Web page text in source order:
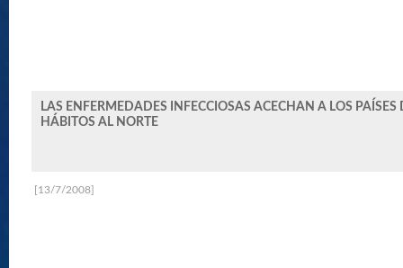
LAS ENFERMEDADES INFECCIOSAS ACECHAN A LOS PAÍSES
HÁBITOS AL NORTE
[13/7/2008]